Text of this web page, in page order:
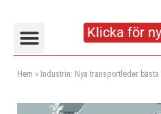
Klicka för
Hem » Industrin: Nya transportleder